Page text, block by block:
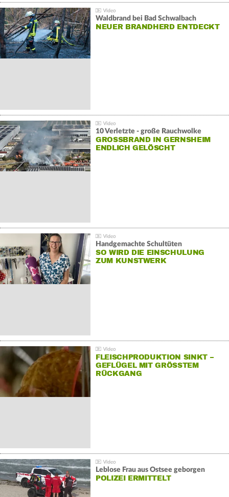
Waldbrand bei Bad Schwalbach
NEUER BRANDHERD ENTDECKT
10 Verletzte - große Rauchwolke
GROSSBRAND IN GERNSHEIM E
NDLICH GELÖSCHT
Handgemachte Schultüten
SO WIRD DIE EINSCHULUNG
ZUM KUNSTWERK
FLEISCHPRODUKTION SINKT –
GEFLÜGEL MIT GRÖSSTEM R
ÜCKGANG
Leblose Frau aus Ostsee geborgen
POLIZEI ERMITTELT